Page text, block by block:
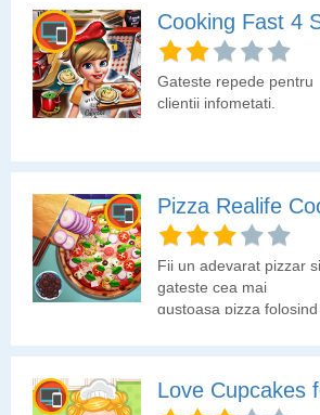
Cooking Fast 4
Gateste repede pentru
clientii infometati.
Pizza Realife
Fii un adevarat pizzar si
gateste cea mai
gustoasa pizza folosind
verdeata, sunca sau
Love Cupcakes